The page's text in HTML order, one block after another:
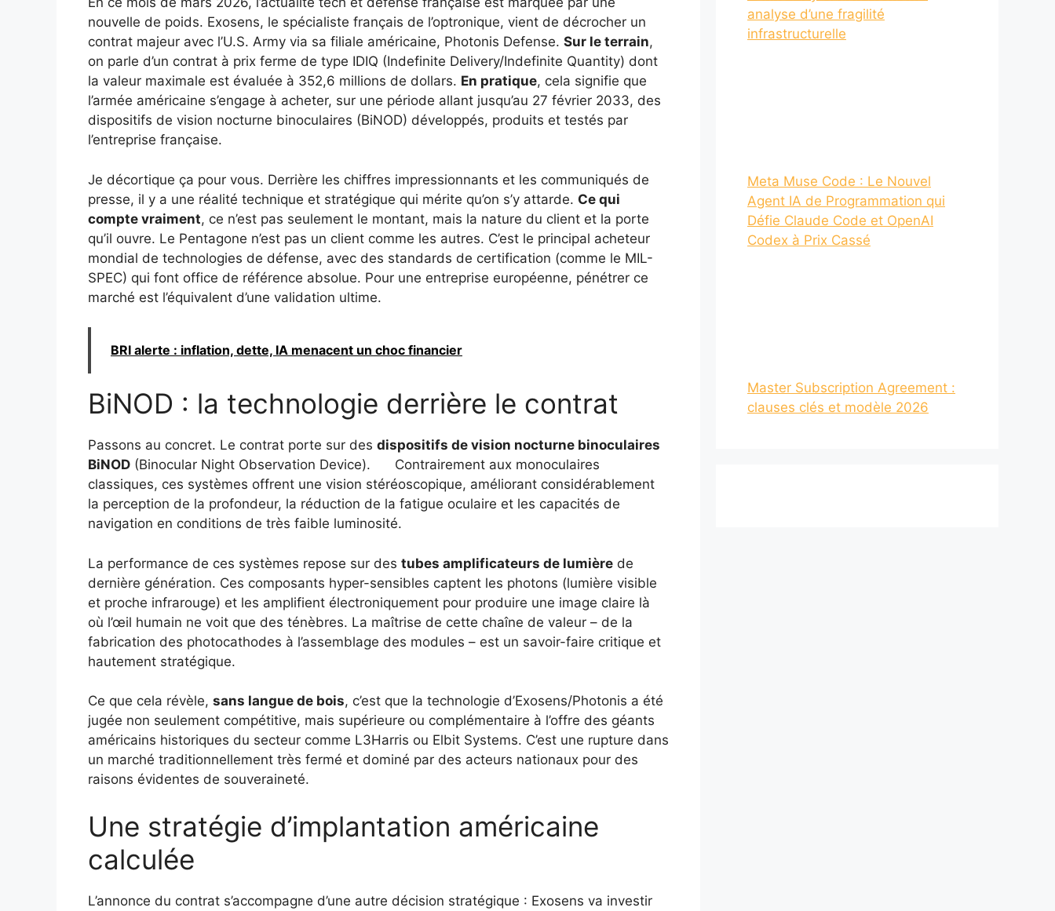
nouvelle de poids. Exosens, le spécialiste français de l’optronique, vient de décrocher un
contrat majeur avec l’U.S. Army via sa filiale américaine, Photonis Defense. Sur le terrain,
on parle d’un contrat à prix ferme de type IDIQ (Indefinite Delivery/Indefinite Quantity) dont
la valeur maximale est évaluée à 352,6 millions de dollars. En pratique, cela signifie que
l’armée américaine s’engage à acheter, sur une période allant jusqu’au 27 février 2033, des
dispositifs de vision nocturne binoculaires (BiNOD) développés, produits et testés par
l’entreprise française.
Je décortique ça pour vous. Derrière les chiffres impressionnants et les communiqués de
presse, il y a une réalité technique et stratégique qui mérite qu’on s’y attarde. Ce qui
compte vraiment, ce n’est pas seulement le montant, mais la nature du client et la porte
qu’il ouvre. Le Pentagone n’est pas un client comme les autres. C’est le principal acheteur
mondial de technologies de défense, avec des standards de certification (comme le MIL-
SPEC) qui font office de référence absolue. Pour une entreprise européenne, pénétrer ce
marché est l’équivalent d’une validation ultime.
BRI alerte : inflation, dette, IA menacent un choc financier
BiNOD : la technologie derrière le contrat
Passons au concret. Le contrat porte sur des dispositifs de vision nocturne binoculaires
BiNOD (Binocular Night Observation Device).
Contrairement aux monoculaires
classiques, ces systèmes offrent une vision stéréoscopique, améliorant considérablement
la perception de la profondeur, la réduction de la fatigue oculaire et les capacités de
navigation en conditions de très faible luminosité.
La performance de ces systèmes repose sur des tubes amplificateurs de lumière de
dernière génération. Ces composants hyper-sensibles captent les photons (lumière visible
et proche infrarouge) et les amplifient électroniquement pour produire une image claire là
où l’œil humain ne voit que des ténèbres. La maîtrise de cette chaîne de valeur – de la
fabrication des photocathodes à l’assemblage des modules – est un savoir-faire critique et
hautement stratégique.
Ce que cela révèle, sans langue de bois, c’est que la technologie d’Exosens/Photonis a été
jugée non seulement compétitive, mais supérieure ou complémentaire à l’offre des géants
américains historiques du secteur comme L3Harris ou Elbit Systems. C’est une rupture dans
un marché traditionnellement très fermé et dominé par des acteurs nationaux pour des
raisons évidentes de souveraineté.
Une stratégie d’implantation américaine
calculée
L’annonce du contrat s’accompagne d’une autre décision stratégique : Exosens va investir
analyse d’une fragilité
infrastructurelle
Meta Muse Code : Le Nouvel
Agent IA de Programmation qui
Défie Claude Code et OpenAI
Codex à Prix Cassé
Master Subscription Agreement :
clauses clés et modèle 2026